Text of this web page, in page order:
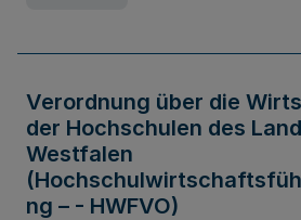
Verordnung über die
der Hochschulen des
Westfalen
ng – - HWFVO)